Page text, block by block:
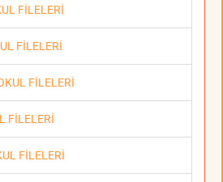
FİLELERİ
FİLELERİ
FİLELERİ
FİLELERİ
FİLELERİ